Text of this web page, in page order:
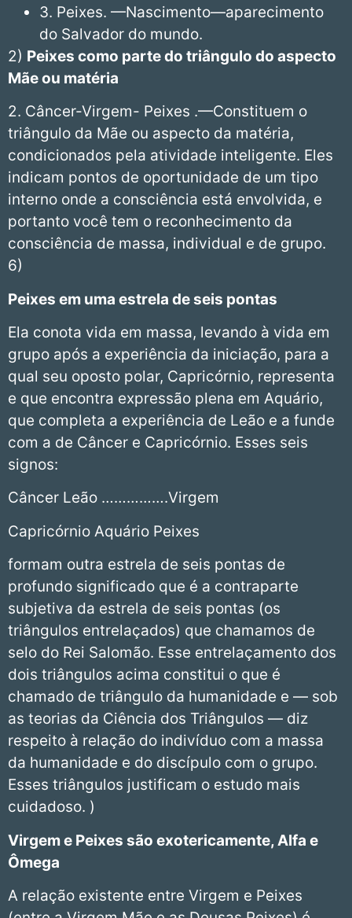
3. Peixes. —Nascimento—aparecimento
do Salvador do mundo.
2) Peixes como parte do triângulo do aspecto
Mãe ou matéria
2. Câncer-Virgem- Peixes .—Constituem o
triângulo da Mãe ou aspecto da matéria,
condicionados pela atividade inteligente. Eles
indicam pontos de oportunidade de um tipo
interno onde a consciência está envolvida, e
portanto você tem o reconhecimento da
consciência de massa, individual e de grupo.
6)
Peixes em uma estrela de seis pontas
Ela conota vida em massa, levando à vida em
grupo após a experiência da iniciação, para a
qual seu oposto polar, Capricórnio, representa
e que encontra expressão plena em Aquário,
que completa a experiência de Leão e a funde
com a de Câncer e Capricórnio. Esses seis
signos:
Câncer Leão …………….Virgem
Capricórnio Aquário Peixes
formam outra estrela de seis pontas de
profundo significado que é a contraparte
subjetiva da estrela de seis pontas (os
triângulos entrelaçados) que chamamos de
selo do Rei Salomão. Esse entrelaçamento dos
dois triângulos acima constitui o que é
chamado de triângulo da humanidade e — sob
as teorias da Ciência dos Triângulos — diz
respeito à relação do indivíduo com a massa
da humanidade e do discípulo com o grupo.
Esses triângulos justificam o estudo mais
cuidadoso. )
Virgem e Peixes são exotericamente, Alfa e
Ômega
A relação existente entre Virgem e Peixes